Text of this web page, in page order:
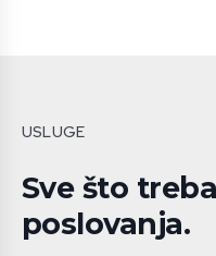
USLUGE
Sve što
poslovanja.